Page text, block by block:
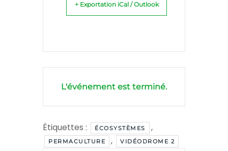
+ Exportation iCal / Outlook
L'événement est terminé.
Étiquettes : ÉCOSYSTÈMES ,
PERMACULTURE , VIDÉODROME 2